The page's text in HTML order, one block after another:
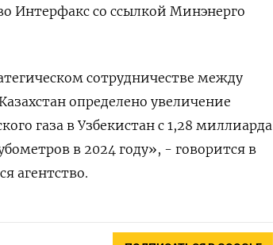
Интерфакс со ссылкой Минэнерго
сотрудничестве между
определено увеличение
газа в Узбекистан с 1,28 миллиарда
в 2024 году», - говорится в
агентство.